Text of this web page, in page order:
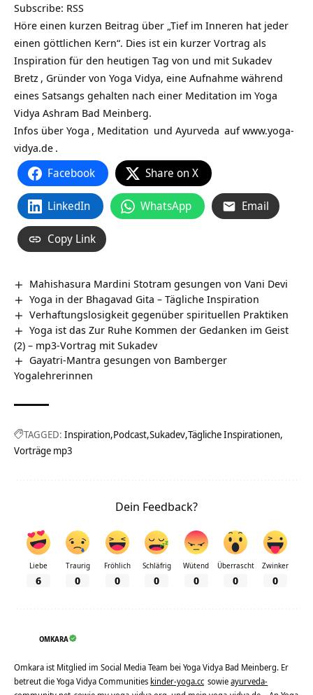
Subscribe: RSS
Höre einen kurzen Beitrag über „Tief im Inneren hat jeder
einen göttlichen Kern“. Dies ist ein kurzer Vortrag als
Inspiration für den heutigen Tag von und mit Sukadev
Bretz , Gründer von Yoga Vidya, eine Aufnahme während
eines Satsangs gehalten nach einer Meditation im Yoga
Vidya Ashram Bad Meinberg.
Infos über Yoga , Meditation und Ayurveda aufwww.yoga-
vidya.de .
Facebook Share on X
LinkedIn WhatsApp Email
Copy Link
Mahishasura Mardini Stotram gesungen von Vani Devi
Yoga in der Bhagavad Gita – Tägliche Inspiration
Verhaftungslosigkeit gegenüber spirituellen Praktiken
Yoga ist das Zur Ruhe Kommen der Gedanken im Geist
(2) – mp3-Vortrag mit Sukadev
Gayatri-Mantra gesungen von Bamberger
Yogalehrerinnen
TAGGED: Inspiration Podcast Sukadev Tägliche Inspirationen
Vorträge mp3
Dein Feedback?
Liebe
6
Traurig
0
Fröhlich
0
Schläfrig
0
Wütend
0
Überrascht
0
Zwinker
0
OMKARA
Omkara ist Mitglied im Social Media Team bei Yoga Vidya Bad Meinberg. Er
betreut die Yoga Vidya Communities kinder-yoga.cc sowieayurveda-